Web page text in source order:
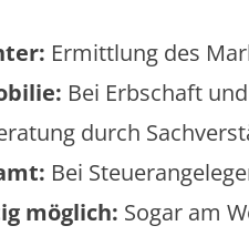
Ermittlung des
Bei Erbschaft
durch
Bei
möglich: Sogar am